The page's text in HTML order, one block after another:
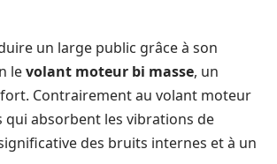
un large public grâce à son
levolant moteur bi masse, un
Contrairement au volant moteur
qui absorbent les vibrations de
des bruits internes et à un